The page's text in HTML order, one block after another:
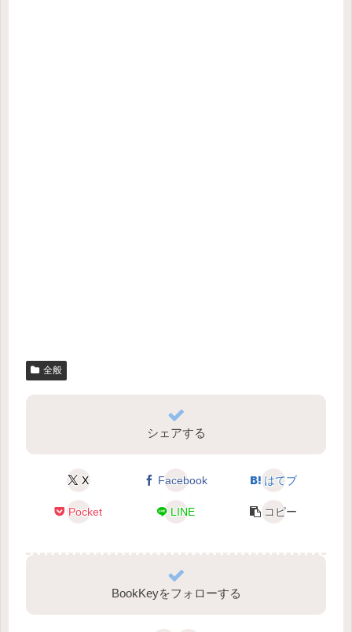
全般
シェアする
X Facebook はてブ
Pocket LINE コピー
BookKeyをフォローする